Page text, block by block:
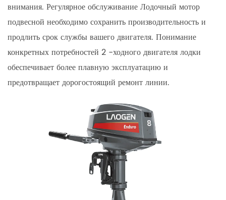
внимания. Регулярное обслуживаниеЛодочный мотор
подвесной необходимо сохранить производительность и
продлить срок службы вашего двигателя. Понимание
конкретных потребностей 2 -ходного двигателя лодки
обеспечивает более плавную эксплуатацию и
предотвращает дорогостоящий ремонт линии.